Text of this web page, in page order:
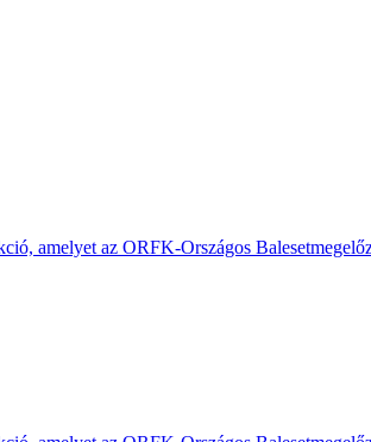
amelyet az ORFK-Országos